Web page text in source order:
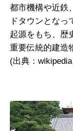
都市機構や近鉄
ドタウンとな
起源をもち、歴
重要伝統的建造
(出典：